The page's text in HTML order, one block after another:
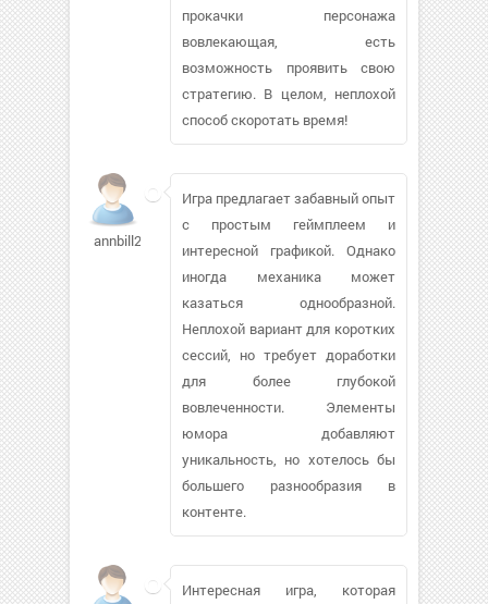
прокачки персонажа
вовлекающая, есть
возможность проявить свою
стратегию. В целом, неплохой
способ скоротать время!
annbill25
Игра предлагает забавный опыт
с простым геймплеем и
интересной графикой. Однако
иногда механика может
казаться однообразной.
Неплохой вариант для коротких
сессий, но требует доработки
для более глубокой
вовлеченности. Элементы
юмора добавляют
уникальность, но хотелось бы
большего разнообразия в
контенте.
Интересная игра, которая